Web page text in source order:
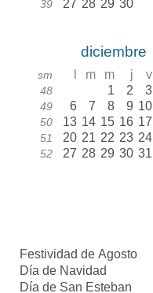
39 27 28 29 30
diciembre
sm m m j v
48 1 2 3
49 6 7 8 9 10
50 13 14 15 16 17
51 20 21 22 23 24
52 27 28 29 30 31
Festividad de Agosto
Día de Navidad
Día de San Esteban